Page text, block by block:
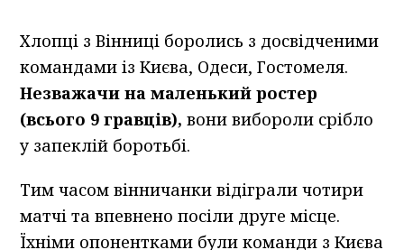
Хлопці з Вінниці боролись з досвідченими
командами із Києва, Одеси, Гостомеля.
Незважачи на маленький ростер
(всього 9 гравців), вони вибороли срібло
у запеклій боротьбі.
Тим часом вінничанки відіграли чотири
матчі та впевнено посіли друге місце.
Їхніми опонентками були команди з Києва